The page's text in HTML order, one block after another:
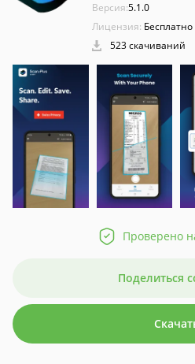
Версия:5.1.0
Лицензия:
523 скачиваний
Проверено
Поделиться